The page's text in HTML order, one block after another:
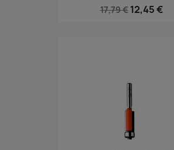
17,79 € 12,45 €